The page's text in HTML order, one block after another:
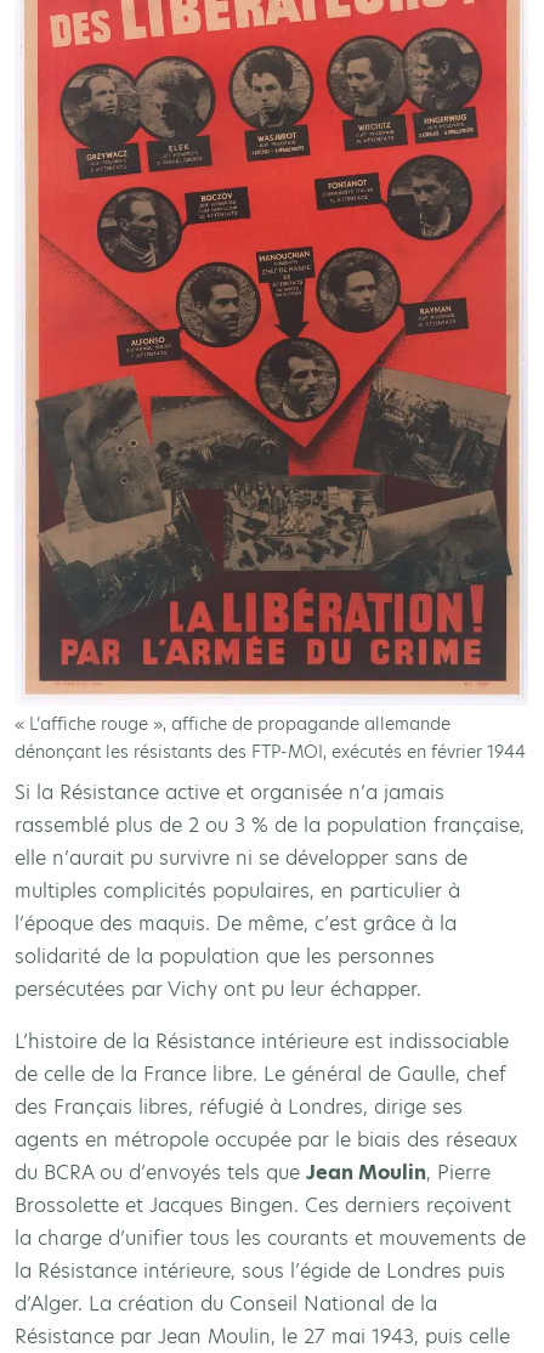
« L’affiche rouge », affiche de propagande allemande
dénonçant les résistants des FTP-MOI, exécutés en février 1944
Si la Résistance active et organisée n’a jamais
rassemblé plus de 2 ou 3 % de la population française,
elle n’aurait pu survivre ni se développer sans de
multiples complicités populaires, en particulier à
l’époque des maquis. De même, c’est grâce à la
solidarité de la population que les personnes
persécutées par Vichy ont pu leur échapper.
L’histoire de la Résistance intérieure est indissociable
de celle de la France libre. Le général de Gaulle, chef
des Français libres, réfugié à Londres, dirige ses
agents en métropole occupée par le biais des réseaux
du BCRA ou d’envoyés tels que Jean Moulin, Pierre
Brossolette et Jacques Bingen. Ces derniers reçoivent
la charge d’unifier tous les courants et mouvements de
la Résistance intérieure, sous l’égide de Londres puis
d’Alger. La création du Conseil National de la
Résistance par Jean Moulin, le 27 mai 1943, puis celle